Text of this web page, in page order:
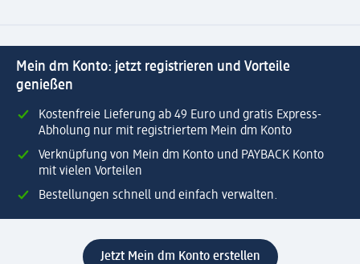
Mein dm Konto: jetzt registrieren und Vorteile
genießen
Kostenfreie Lieferung ab 49 Euro und gratis Express-
Abholung nur mit registriertem Mein dm Konto
Verknüpfung von Mein dm Konto und PAYBACK Konto
mit vielen Vorteilen
Bestellungen schnell und einfach verwalten.
Jetzt Mein dm Konto erstellen